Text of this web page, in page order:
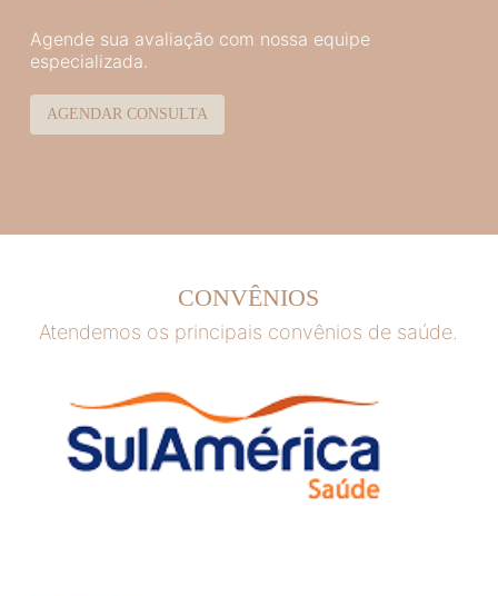
Agende sua avaliação com nossa equipe
especializada.
AGENDAR CONSULTA
CONVÊNIOS
Atendemos os principais convênios de saúde.